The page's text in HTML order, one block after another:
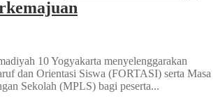
10 Yogyakarta menyelenggarakan
dan Orientasi Siswa (FORTASI) serta Masa
Sekolah (MPLS) bagi peserta...